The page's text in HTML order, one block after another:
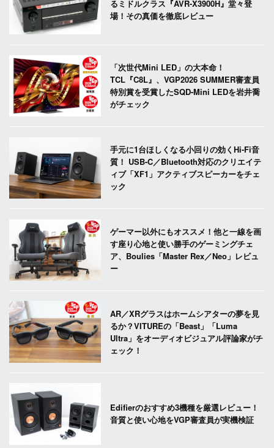
るミドルクラス『AVR-X3900H』堂々登
場！その真価を徹底レビュー
「次世代Mini LED」の大本命！
TCL『C8L』、VGP2026 SUMMER審査員
特別賞を受賞したSQD-Mini LEDを岩井喬
がチェック
手元に1台ほしくなる小回りの効くHi-Fi音
質！ USB-C／Bluetooth対応のクリエイテ
ィブ「XF1」アクティブスピーカーをチェ
ック
ゲーマー以外にもオススメ！他と一線を画
す座り心地と使い勝手のゲーミングチェ
ア、Boulies「Master Rex／Neo」レビュ
ー
AR／XRグラスはホームシアターの夢を見
るか？VITUREの「Beast」「Luma
Ultra」をオーディオビジュアル評論家がチ
ェック！
Edifierのおすすめ3機種を厳選レビュー！
音質と使い心地をVGP審査員が実機検証